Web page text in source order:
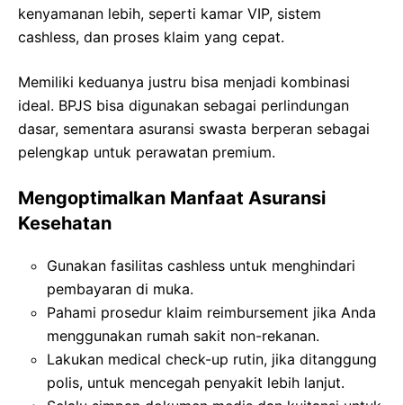
kenyamanan lebih, seperti kamar VIP, sistem
cashless, dan proses klaim yang cepat.
Memiliki keduanya justru bisa menjadi kombinasi
ideal. BPJS bisa digunakan sebagai perlindungan
dasar, sementara asuransi swasta berperan sebagai
pelengkap untuk perawatan premium.
Mengoptimalkan Manfaat Asuransi
Kesehatan
Gunakan fasilitas cashless untuk menghindari
pembayaran di muka.
Pahami prosedur klaim reimbursement jika Anda
menggunakan rumah sakit non-rekanan.
Lakukan medical check-up rutin, jika ditanggung
polis, untuk mencegah penyakit lebih lanjut.